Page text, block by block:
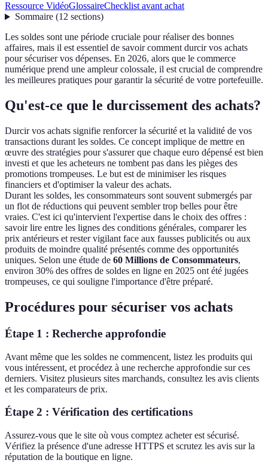
Ressource VidéoGlossaireChecklist avant achat
Sommaire(12 sections)
Les soldes sont une période cruciale pour réaliser des bonnes
affaires, mais il est essentiel de savoir comment durcir vos achats
pour sécuriser vos dépenses. En 2026, alors que le commerce
numérique prend une ampleur colossale, il est crucial de comprendre
les meilleures pratiques pour garantir la sécurité de votre portefeuille.
Qu'est-ce que le durcissement des achats?
Durcir vos achats signifie renforcer la sécurité et la validité de vos
transactions durant les soldes. Ce concept implique de mettre en
œuvre des stratégies pour s'assurer que chaque euro dépensé est bien
investi et que les acheteurs ne tombent pas dans les pièges des
promotions trompeuses. Le but est de minimiser les risques
financiers et d'optimiser la valeur des achats.
Durant les soldes, les consommateurs sont souvent submergés par
un flot de réductions qui peuvent sembler trop belles pour être
vraies. C'est ici qu'intervient l'expertise dans le choix des offres :
savoir lire entre les lignes des conditions générales, comparer les
prix antérieurs et rester vigilant face aux fausses publicités ou aux
produits de moindre qualité présentés comme des opportunités
uniques. Selon une étude de 60 Millions de Consommateurs,
environ 30% des offres de soldes en ligne en 2025 ont été jugées
trompeuses, ce qui souligne l'importance d'être préparé.
Procédures pour sécuriser vos achats
Étape 1 : Recherche approfondie
Avant même que les soldes ne commencent, listez les produits qui
vous intéressent, et procédez à une recherche approfondie sur ces
derniers. Visitez plusieurs sites marchands, consultez les avis clients
et les comparateurs de prix.
Étape 2 : Vérification des certifications
Assurez-vous que le site où vous comptez acheter est sécurisé.
Vérifiez la présence d'une adresse HTTPS et scrutez les avis sur la
réputation de la boutique en ligne.